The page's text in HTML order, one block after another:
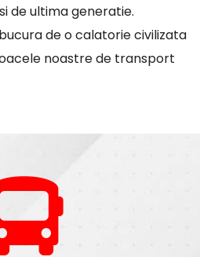
de ultima generatie.
de o calatorie civilizata
noastre de transport